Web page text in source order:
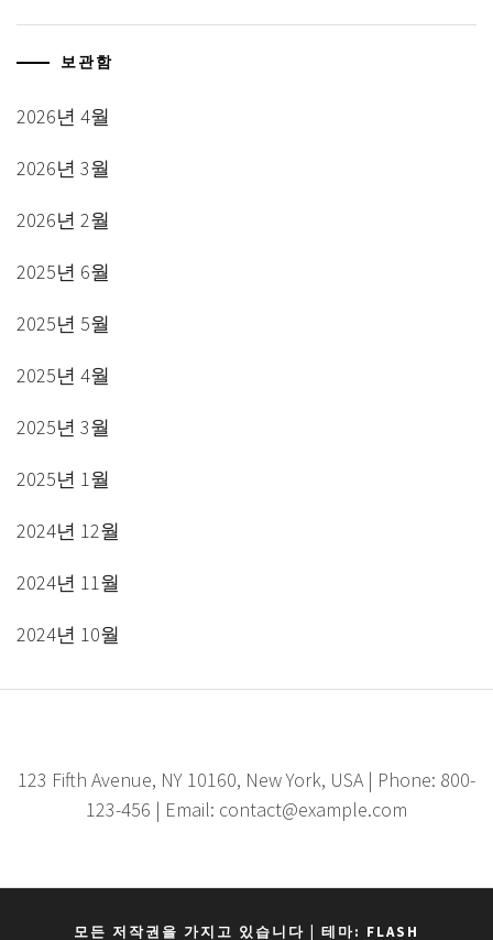
보관함
2026년 4월
2026년 3월
2026년 2월
2025년 6월
2025년 5월
2025년 4월
2025년 3월
2025년 1월
2024년 12월
2024년 11월
2024년 10월
123 Fifth Avenue, NY 10160, New York, USA | Phone: 800-
123-456 | Email: contact@example.com
모든 저작권을 가지고 있습니다 테마: FLASH